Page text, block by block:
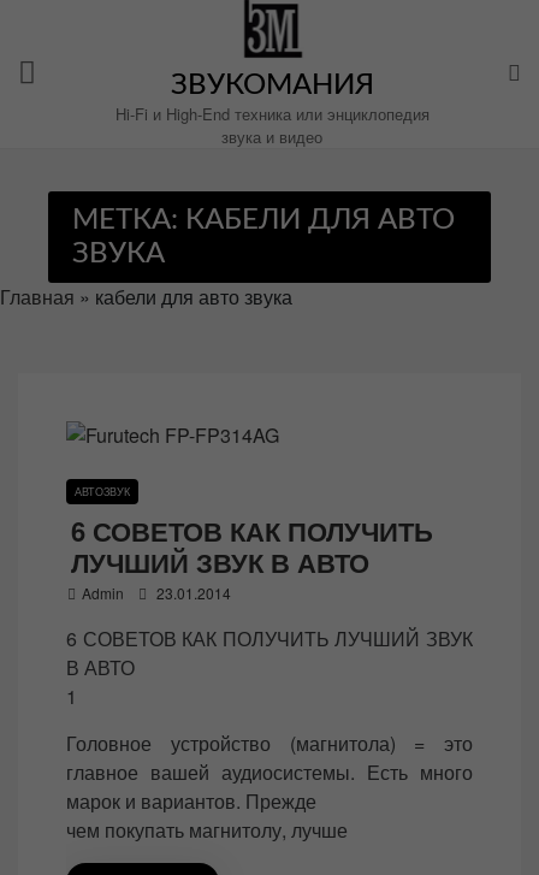
содержимому
ЗВУКОМАНИЯ
Hi-Fi и High-End техника или энциклопедия
звука и видео
МЕТКА: КАБЕЛИ ДЛЯ АВТО
ЗВУКА
Главная » кабели для авто звука
АВТОЗВУК
6 СОВЕТОВ КАК ПОЛУЧИТЬ
ЛУЧШИЙ ЗВУК В АВТО
Admin
s
d
o
n
23.01.2014
6 СОВЕТОВ КАК ПОЛУЧИТЬ ЛУЧШИЙ ЗВУК
В АВТО
1
Головное устройство (магнитола) = это
главное вашей аудиосистемы. Есть много
марок и вариантов. Прежде
чем покупать магнитолу, лучше